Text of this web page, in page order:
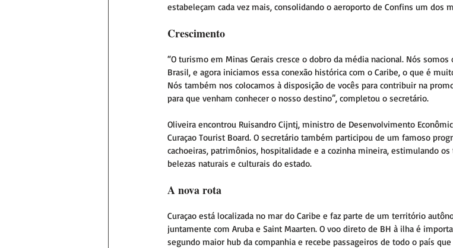
estabeleçam cada vez mais, consolidando o aeroporto de Confins um dos
Crescimento
“O turismo em Minas Gerais cresce o dobro da média nacional. Nós
Brasil, e agora iniciamos essa conexão histórica com o Caribe, o que é
Nós também nos colocamos à disposição de vocês para contribuir na
para que venham conhecer o nosso destino”, completou o secretário.
Oliveira encontrou Ruisandro Cijntj, ministro de Desenvolvimento
Curaçao Tourist Board. O secretário também participou de um famoso
cachoeiras, patrimônios, hospitalidade e a cozinha mineira, estimulando
belezas naturais e culturais do estado.
A nova rota
Curaçao está localizada no mar do Caribe e faz parte de um território
juntamente com Aruba e Saint Maarten. O voo direto de BH à ilha é
segundo maior hub da companhia e recebe passageiros de todo o país